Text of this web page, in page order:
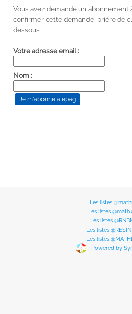
Vous avez demandé un abonnement
confirmer cette demande, prière de
dessous :
Votre adresse email :
Nom :
Les listes
Les listes
Les listes
Les listes
Les listes
Powered by